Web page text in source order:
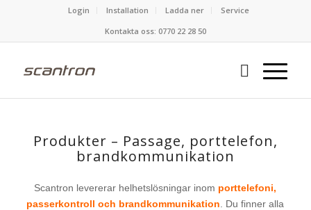
Login Installation Ladda ner
Service
Kontakta oss: 0770 22 28 50
Produkter – Passage, porttelefon,
brandkommunikation
Scantron levererar helhetslösningar inom porttelefoni,
passerkontroll och brandkommunikation . Du finner alla